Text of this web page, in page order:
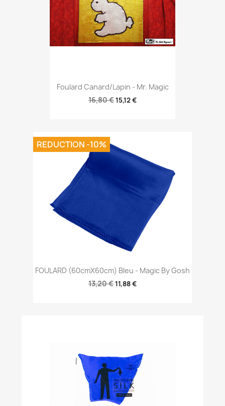
Foulard Canard/Lapin - Mr. Magic
16,80 €15,12 €
FOULARD (60cmX60cm) Bleu - Magic By Gosh
13,20 €11,88 €
REDUCTION -10%